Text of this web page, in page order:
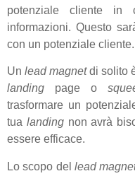
potenziale cliente
informazioni. Questo
con un potenziale cliente.
Un lead magnetdi solito
landing page o
trasformare un
tua landingnon avrà
essere efficace.
Lo scopo del lead